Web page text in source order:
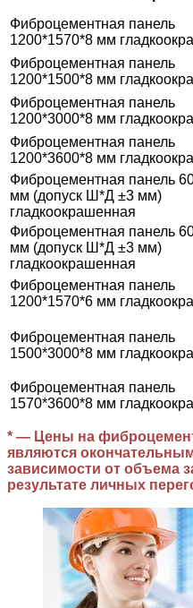
Фиброцементная панель
1200*1570*8 мм
Фиброцементная панель
1200*1500*8 мм
Фиброцементная панель
1200*3000*8 мм
Фиброцементная панель
1200*3600*8 мм
Фиброцементная панель
мм (допуск Ш*Д ±3 мм)
гладкоокрашенная
Фиброцементная панель
мм (допуск Ш*Д ±3 мм)
гладкоокрашенная
Фиброцементная панель
1200*1570*6 мм
Фиброцементная панель
1500*3000*8 мм
Фиброцементная панель
1570*3600*8 мм
* — Цены на
являются
зависимости от объема
результате личных